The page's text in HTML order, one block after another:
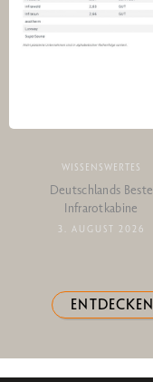
WISSENSWERTES
Deutschlands Beste
Infrarotkabine
3. AUGUST 2026